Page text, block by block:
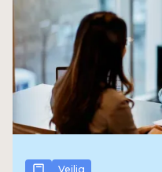
Veilig